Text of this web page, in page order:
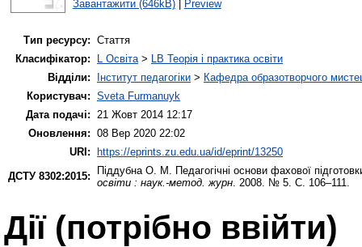
Завантажити (646kB)| Preview
Тип ресурсу: Стаття
Класифікатор:
L Освіта> LB Теорія і практика освіти
Відділи:
Інститут педагогіки > Кафедра образотворчого
Користувач: Sveta Furmanuyk
Дата подачі: 21 Жовт 2014 12:17
Оновлення: 08 Вер 2020 22:02
URI:
https://eprints.zu.edu.ua/id/eprint/13250
ДСТУ 8302:2015:
Піддубна О. М. Педагогічні основи фахової
освіти : наук.-метод. журн. 2008. № 5. С. 106–111.
Дії ​​(потрібно ввійти)